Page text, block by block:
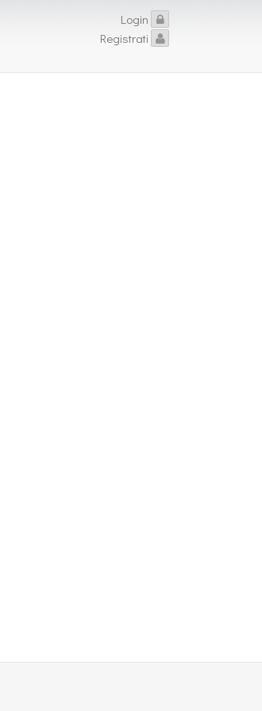
Login
Registrati